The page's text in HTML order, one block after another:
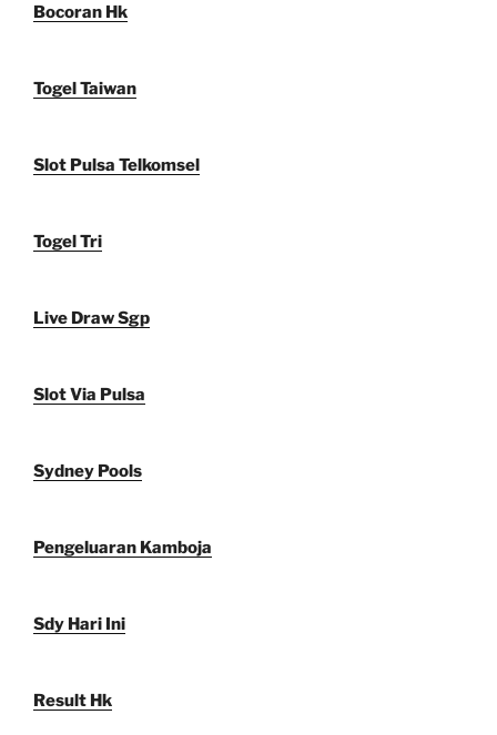
Bocoran Hk
Togel Taiwan
Slot Pulsa Telkomsel
Togel Tri
Live Draw Sgp
Slot Via Pulsa
Sydney Pools
Pengeluaran Kamboja
Sdy Hari Ini
Result Hk